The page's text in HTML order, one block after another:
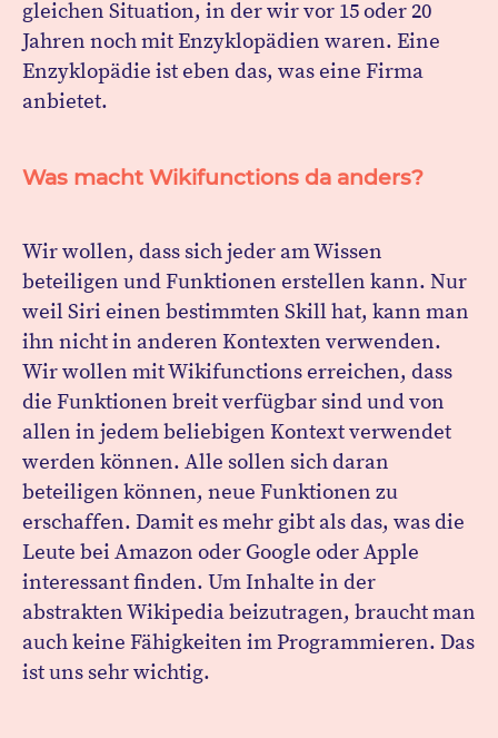
gleichen Situation, in der wir vor 15 oder 20
Jahren noch mit Enzyklopädien waren. Eine
Enzyklopädie ist eben das, was eine Firma
anbietet.
Was macht Wikifunctions da anders?
Wir wollen, dass sich jeder am Wissen
beteiligen und Funktionen erstellen kann. Nur
weil Siri einen bestimmten Skill hat, kann man
ihn nicht in anderen Kontexten verwenden.
Wir wollen mit Wikifunctions erreichen, dass
die Funktionen breit verfügbar sind und von
allen in jedem beliebigen Kontext verwendet
werden können. Alle sollen sich daran
beteiligen können, neue Funktionen zu
erschaffen. Damit es mehr gibt als das, was die
Leute bei Amazon oder Google oder Apple
interessant finden. Um Inhalte in der
abstrakten Wikipedia beizutragen, braucht man
auch keine Fähigkeiten im Programmieren. Das
ist uns sehr wichtig.